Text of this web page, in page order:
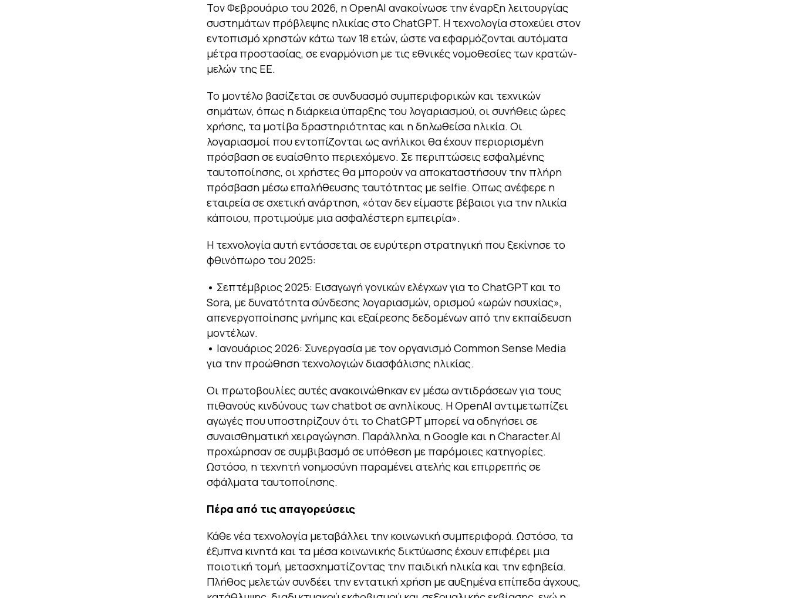
Τον Φεβρουάριο του 2026, η OpenAI ανακοίνωσε την έναρξη λειτουργίας
συστημάτων πρόβλεψης ηλικίας στο ChatGPT. Η τεχνολογία στοχεύει στον
εντοπισμό χρηστών κάτω των 18 ετών, ώστε να εφαρμόζονται αυτόματα
μέτρα προστασίας, σε εναρμόνιση με τις εθνικές νομοθεσίες των κρατών-
μελών της ΕΕ.
Το μοντέλο βασίζεται σε συνδυασμό συμπεριφορικών και τεχνικών
σημάτων, όπως η διάρκεια ύπαρξης του λογαριασμού, οι συνήθεις ώρες
χρήσης, τα μοτίβα δραστηριότητας και η δηλωθείσα ηλικία. Οι
λογαριασμοί που εντοπίζονται ως ανήλικοι θα έχουν περιορισμένη
πρόσβαση σε ευαίσθητο περιεχόμενο. Σε περιπτώσεις εσφαλμένης
ταυτοποίησης, οι χρήστες θα μπορούν να αποκαταστήσουν την πλήρη
πρόσβαση μέσω επαλήθευσης ταυτότητας με selfie. Οπως ανέφερε η
εταιρεία σε σχετική ανάρτηση, «όταν δεν είμαστε βέβαιοι για την ηλικία
κάποιου, προτιμούμε μια ασφαλέστερη εμπειρία».
Η τεχνολογία αυτή εντάσσεται σε ευρύτερη στρατηγική που ξεκίνησε το
φθινόπωρο του 2025:
• Σεπτέμβριος 2025: Εισαγωγή γονικών ελέγχων για το ChatGPT και το
Sora, με δυνατότητα σύνδεσης λογαριασμών, ορισμού «ωρών ησυχίας»,
απενεργοποίησης μνήμης και εξαίρεσης δεδομένων από την εκπαίδευση
μοντέλων.
• Ιανουάριος 2026: Συνεργασία με τον οργανισμό Common Sense Media
για την προώθηση τεχνολογιών διασφάλισης ηλικίας.
Οι πρωτοβουλίες αυτές ανακοινώθηκαν εν μέσω αντιδράσεων για τους
πιθανούς κινδύνους των chatbot σε ανηλίκους. Η OpenAI αντιμετωπίζει
αγωγές που υποστηρίζουν ότι το ChatGPT μπορεί να οδηγήσει σε
συναισθηματική χειραγώγηση. Παράλληλα, η Google και η Character.AI
προχώρησαν σε συμβιβασμό σε υπόθεση με παρόμοιες κατηγορίες.
Ωστόσο, η τεχνητή νοημοσύνη παραμένει ατελής και επιρρεπής σε
σφάλματα ταυτοποίησης.
Πέρα από τις απαγορεύσεις
Κάθε νέα τεχνολογία μεταβάλλει την κοινωνική συμπεριφορά. Ωστόσο, τα
έξυπνα κινητά και τα μέσα κοινωνικής δικτύωσης έχουν επιφέρει μια
ποιοτική τομή, μετασχηματίζοντας την παιδική ηλικία και την εφηβεία.
Πλήθος μελετών συνδέει την εντατική χρήση με αυξημένα επίπεδα άγχους,